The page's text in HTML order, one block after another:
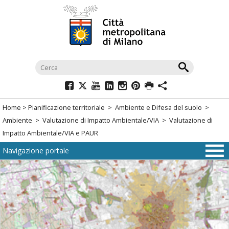
navigazione
menù
navigazione
interna
Salta
al
contenuto
Salta
all'
Home > Pianificazione territoriale > Ambiente e Difesa del suolo >
Ambiente > Valutazione di Impatto Ambientale/VIA > Valutazione di
Impatto Ambientale/VIA e PAUR
Navigazione portale